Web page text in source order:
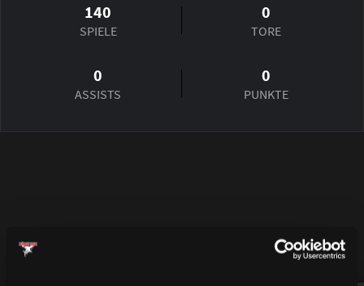
140
SPIELE
0
TORE
0
ASSISTS
0
PUNKTE
MEHR SPIELER